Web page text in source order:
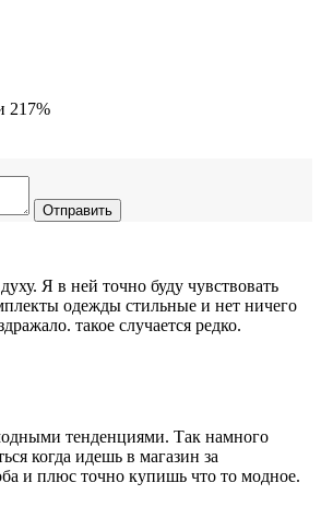
217%
Отправить
Я в ней точно буду чувствовать
одежды стильные и нет ничего
такое случается редко.
тенденциями. Так намного
когда идешь в магазин за
и плюс точно купишь что то модное.